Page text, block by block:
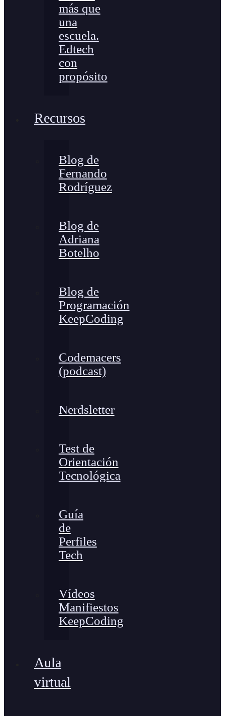
más que
una
escuela.
Edtech
con
propósito
Recursos
Blog de
Fernando
Rodríguez
Blog de
Adriana
Botelho
Blog de
Programación
KeepCoding
Codemacers
(podcast)
Nerdsletter
Test de
Orientación
Tecnológica
Guía
de
Perfiles
Tech
Vídeos
Manifiestos
KeepCoding
Aula
virtual